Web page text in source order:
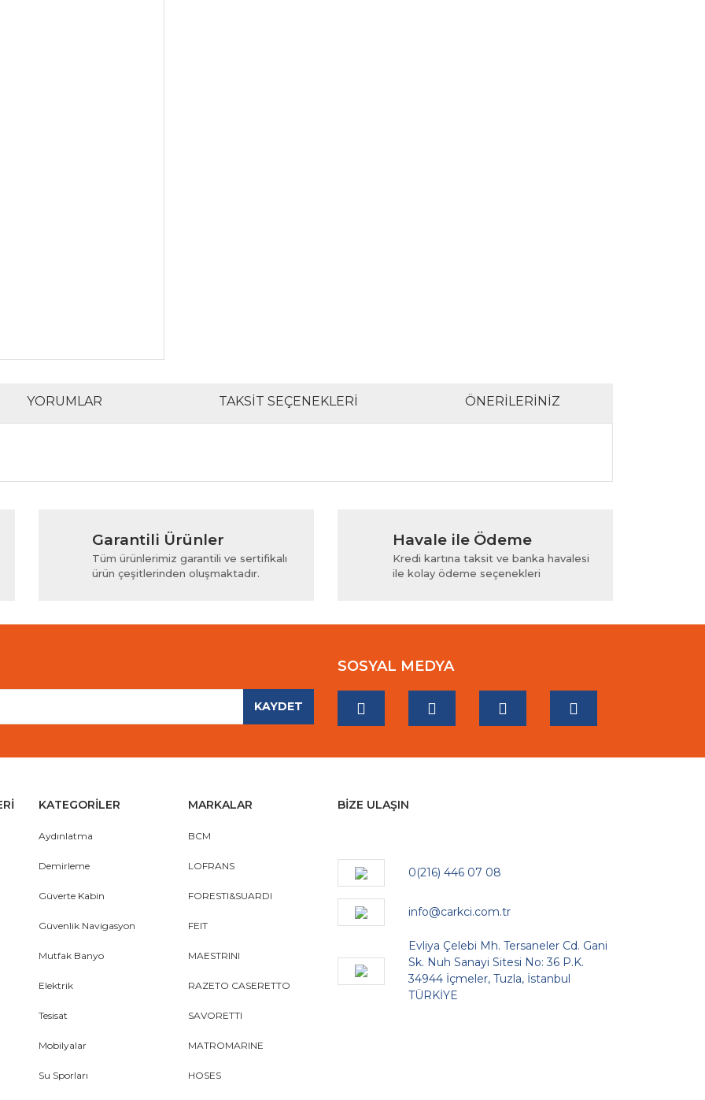
YORUMLAR TAKSIT SEÇENEKLERI ÖNERILERINIZ
Yorum Yaz
ve diğer konularda yetersiz gördüğünüz noktaları öneri formunu kullanarak tarafımıza iletebilirsiniz.
Garantili Ürünler
Tüm ürünlerimiz garantili ve sertifikalı
ürün çeşitlerinden oluşmaktadır.
Havale ile Ödeme
Kredi kartına taksit ve banka havalesi
ile kolay ödeme seçenekleri
KAYDET
SOSYAL MEDYA
KATEGORİLER
Aydınlatma
Demirleme
Güverte Kabin
Güvenlik Navigasyon
Mutfak Banyo
Elektrik
Tesisat
Mobilyalar
Su Sporları
MARKALAR
BCM
LOFRANS
FORESTI&SUARDI
FEIT
MAESTRINI
RAZETO CASERETTO
SAVORETTI
MATROMARINE
HOSES
BİZE ULAŞIN
0(216) 446 07 08
info@carkci.com.tr
Evliya Çelebi Mh. Tersaneler Cd. Gani
Sk. Nuh Sanayi Sitesi No: 36 P.K.
34944 İçmeler, Tuzla, İstanbul
TÜRKİYE